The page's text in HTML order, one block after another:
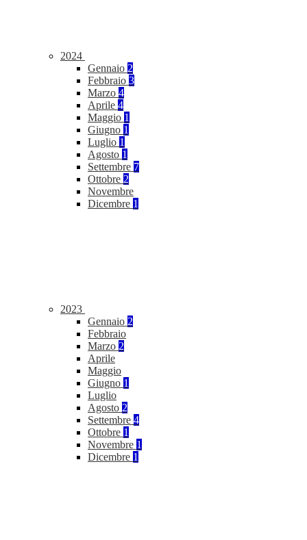
2024
Gennaio 2
Febbraio 3
Marzo 4
Aprile 4
Maggio 1
Giugno 1
Luglio 1
Agosto 1
Settembre 7
Ottobre 2
Novembre
Dicembre 1
2023
Gennaio 2
Febbraio
Marzo 2
Aprile
Maggio
Giugno 1
Luglio
Agosto 2
Settembre 4
Ottobre 1
Novembre 1
Dicembre 1